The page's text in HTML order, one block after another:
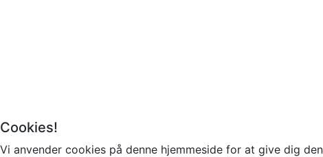
Cookies!
Vi anvender cookies på denne hjemmeside for at give dig